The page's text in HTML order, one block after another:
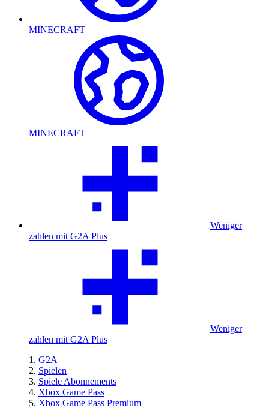
MINECRAFT
MINECRAFT
Weniger
zahlen mit G2A Plus
Weniger
zahlen mit G2A Plus
G2A
Spielen
Spiele Abonnements
Xbox Game Pass
Xbox Game Pass Premium